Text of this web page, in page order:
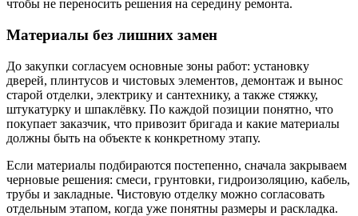
чтобы не переносить решения на середину ремонта.
Материалы без лишних замен
До закупки согласуем основные зоны работ: установку
дверей, плинтусов и чистовых элементов, демонтаж и вынос
старой отделки, электрику и сантехнику, а также стяжку,
штукатурку и шпаклёвку. По каждой позиции понятно, что
покупает заказчик, что привозит бригада и какие материалы
должны быть на объекте к конкретному этапу.
Если материалы подбираются постепенно, сначала закрываем
черновые решения: смеси, грунтовки, гидроизоляцию, кабель,
трубы и закладные. Чистовую отделку можно согласовать
отдельным этапом, когда уже понятны размеры и раскладка.